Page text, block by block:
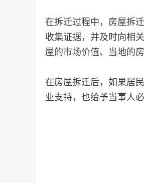
在拆迁过程中，房屋拆
收集证据，并及时向相
屋的市场价值、当地的
在房屋拆迁后，如果居
业支持，也给予当事人